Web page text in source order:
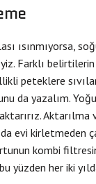
ısınmıyorsa,
Farklı
peteklere
da yazalım.
Aktarılma
evi kirletmeden
kombi
yüzden her iki